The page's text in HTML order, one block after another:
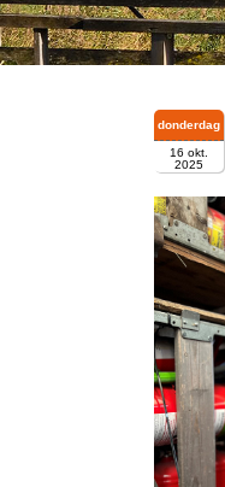
donderdag
16 okt.
2025